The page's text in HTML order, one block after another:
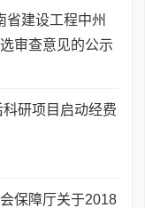
省建设工程中州
审查意见的公示
研项目启动经费
保障厅关于2018